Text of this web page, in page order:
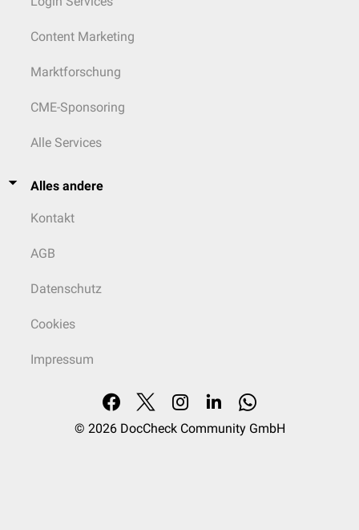
Content Marketing
Marktforschung
CME-Sponsoring
Alle Services
Alles andere
Kontakt
AGB
Datenschutz
Cookies
Impressum
© 2026 DocCheck Community GmbH